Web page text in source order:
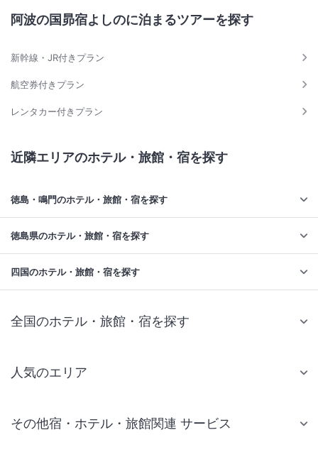
阿波の国昴宿よしのに泊まるツアーを探す
新幹線・JR付きプラン
航空券付きプラン
レンタカー付きプラン
近隣エリアのホテル・旅館・宿を探す
徳島・鳴門のホテル・旅館・宿を探す
徳島県のホテル・旅館・宿を探す
四国のホテル・旅館・宿を探す
全国のホテル・旅館・宿を探す
人気のエリア
仙台 ホテル
その他宿・ホテル・旅館関連 サービス